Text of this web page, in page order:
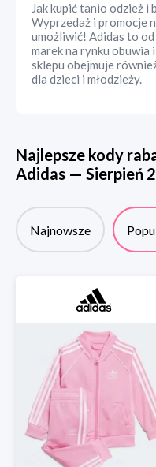
Jak kupić tanio odzież i
Wyprzedaż i promocje
umożliwić! Adidas to
marek na rynku
sklepu obejmuje
dla dzieci i młodzieży.
Najlepsze kody
Adidas — Sierpień
Najnowsze